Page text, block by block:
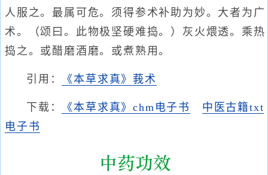
人服之。最属可危。须得参术补助为妙。大者为广
术。（颂曰。此物极坚硬难捣。）灰火煨透。乘热
捣之。或醋磨酒磨。或煮熟用。
引用： 《本草求真》莪术
下载： 《本草求真》chm电子书
中医古籍txt
电子书